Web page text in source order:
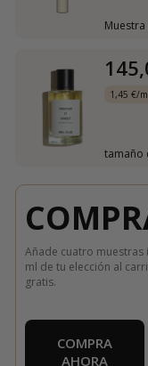
1,45 €/
tamaño
Añade cuatro muestras
ml de tu elección al
gratis.
COMPRA
AHORA